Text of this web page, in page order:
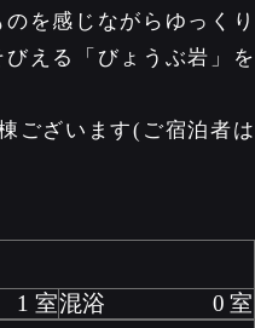
を感じながらゆっくり
える「びょうぶ岩」を
ございます(ご宿泊者は
1 混浴 0